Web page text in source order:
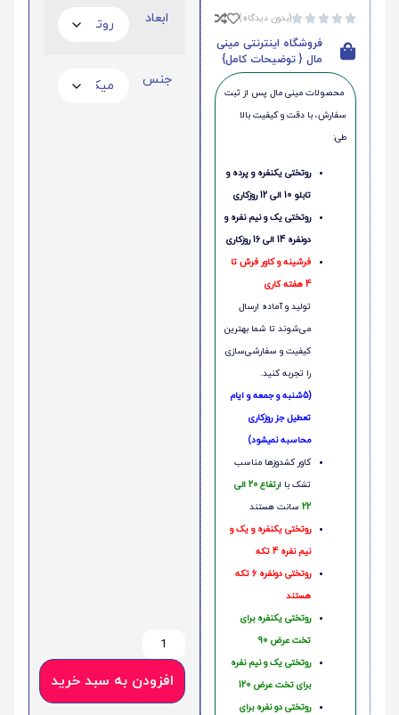




(بدون دیدگاه)
فروشگاه اینترنتی مینی
مال { توضیحات کامل}
محصولات مینی‌ مال پس از ثبت
سفارش، با دقت و کیفیت بالا
طی:
روتختی یکنفره و پرده و
تابلو 10 الی 12 روزکاری
روتختی یک و نیم نفره و
دونفره 14 الی 16 روزکاری
فرشینه و کاور فرش تا
4 هفته کاری
تولید و آماده ارسال
می‌شوند تا شما بهترین
کیفیت و سفارشی‌سازی
را تجربه کنید.
(5شنبه و جمعه و ایام
تعطیل جز روزکاری
محاسبه نمیشود)
کاور کشدوزها مناسب
تشک با ا
رتفاع 20 الی
22 سانت هستند
روتختی یکنفره و یک و
نیم نفره 4 تکه
روتختی دونفره 6 تکه
هستند
روتختی یکنفره برای
تخت عرض 90
روتختی یک و نیم نفره
برای تخت عرض 120
روتختی دو نفره برای
ابعاد
جنس
افزودن به سبد خرید